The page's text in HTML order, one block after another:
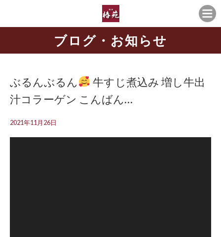
ブログ・お知らせ
ぶるんぶるん
牛すじ煮込み 増し牛出
汁コラーゲン こんばん…
2021年11月26日